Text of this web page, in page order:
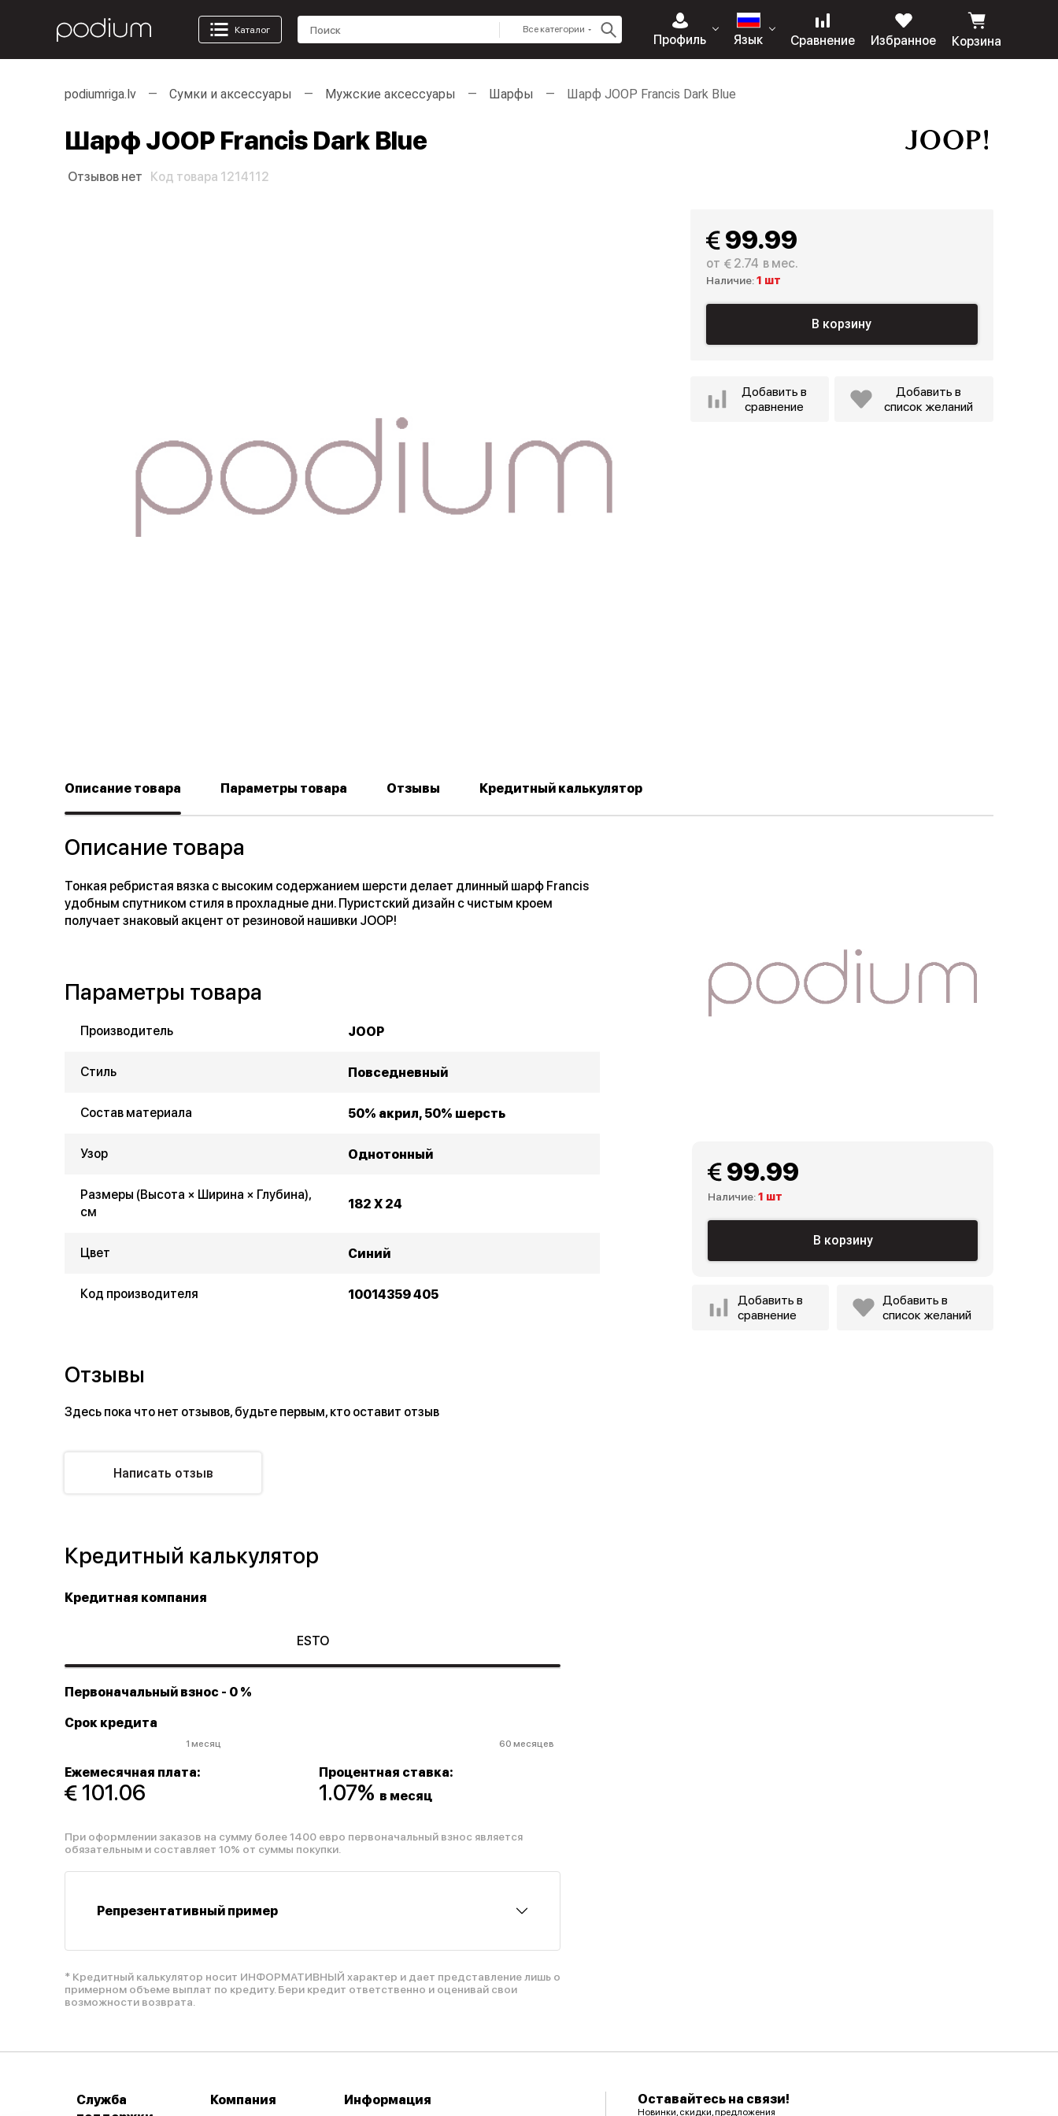
Каталог Все категории
Профиль Язык Сравнение Избранное Корзина
podiumriga.lv Сумки и аксессуары Мужские аксессуары Шарфы Шарф JOOP Francis Dark Blue
Шарф JOOP Francis Dark Blue
Отзывов нет Код товара 1214112
99.99
от 2.74 в мес.
Наличие:1 шт
В корзину
Добавить в
сравнение
Добавить в
список желаний
Описание товара Параметры товара Отзывы Кредитный калькулятор
Описание товара
Тонкая ребристая вязка с высоким содержанием шерсти делает длинный шарф Francis
удобным спутником стиля в прохладные дни. Пуристский дизайн с чистым кроем
получает знаковый акцент от резиновой нашивки JOOP!
Параметры товара
Производитель JOOP
Стиль Повседневный
Состав материала 50% акрил, 50% шерсть
Узор Однотонный
Размеры (Высота × Ширина × Глубина),
см
182 X 24
Цвет Синий
Код производителя 10014359 405
Отзывы
Здесь пока что нет отзывов, будьте первым, кто оставит отзыв
Написать отзыв
Кредитный калькулятор
Кредитная компания
ESTO
Первоначальный взнос - 0 %
Срок кредита
1 месяц 60 месяцев
Ежемесячная плата:
101.06
Процентная ставка:
1.07% в месяц
При оформлении заказов на сумму более 1400 евро первоначальный взнос является
обязательным и составляет 10% от суммы покупки.
Репрезентативный пример
* Кредитный калькулятор носит ИНФОРМАТИВНЫЙ характер и дает представление лишь о
примерном объеме выплат по кредиту. Бери кредит ответственно и оценивай свои
возможности возврата.
99.99
Наличие:1 шт
В корзину
Добавить в
сравнение
Добавить в
список желаний
Служба
Компания Информация Оставайтесь на связи!
Новинки, скидки, предложения